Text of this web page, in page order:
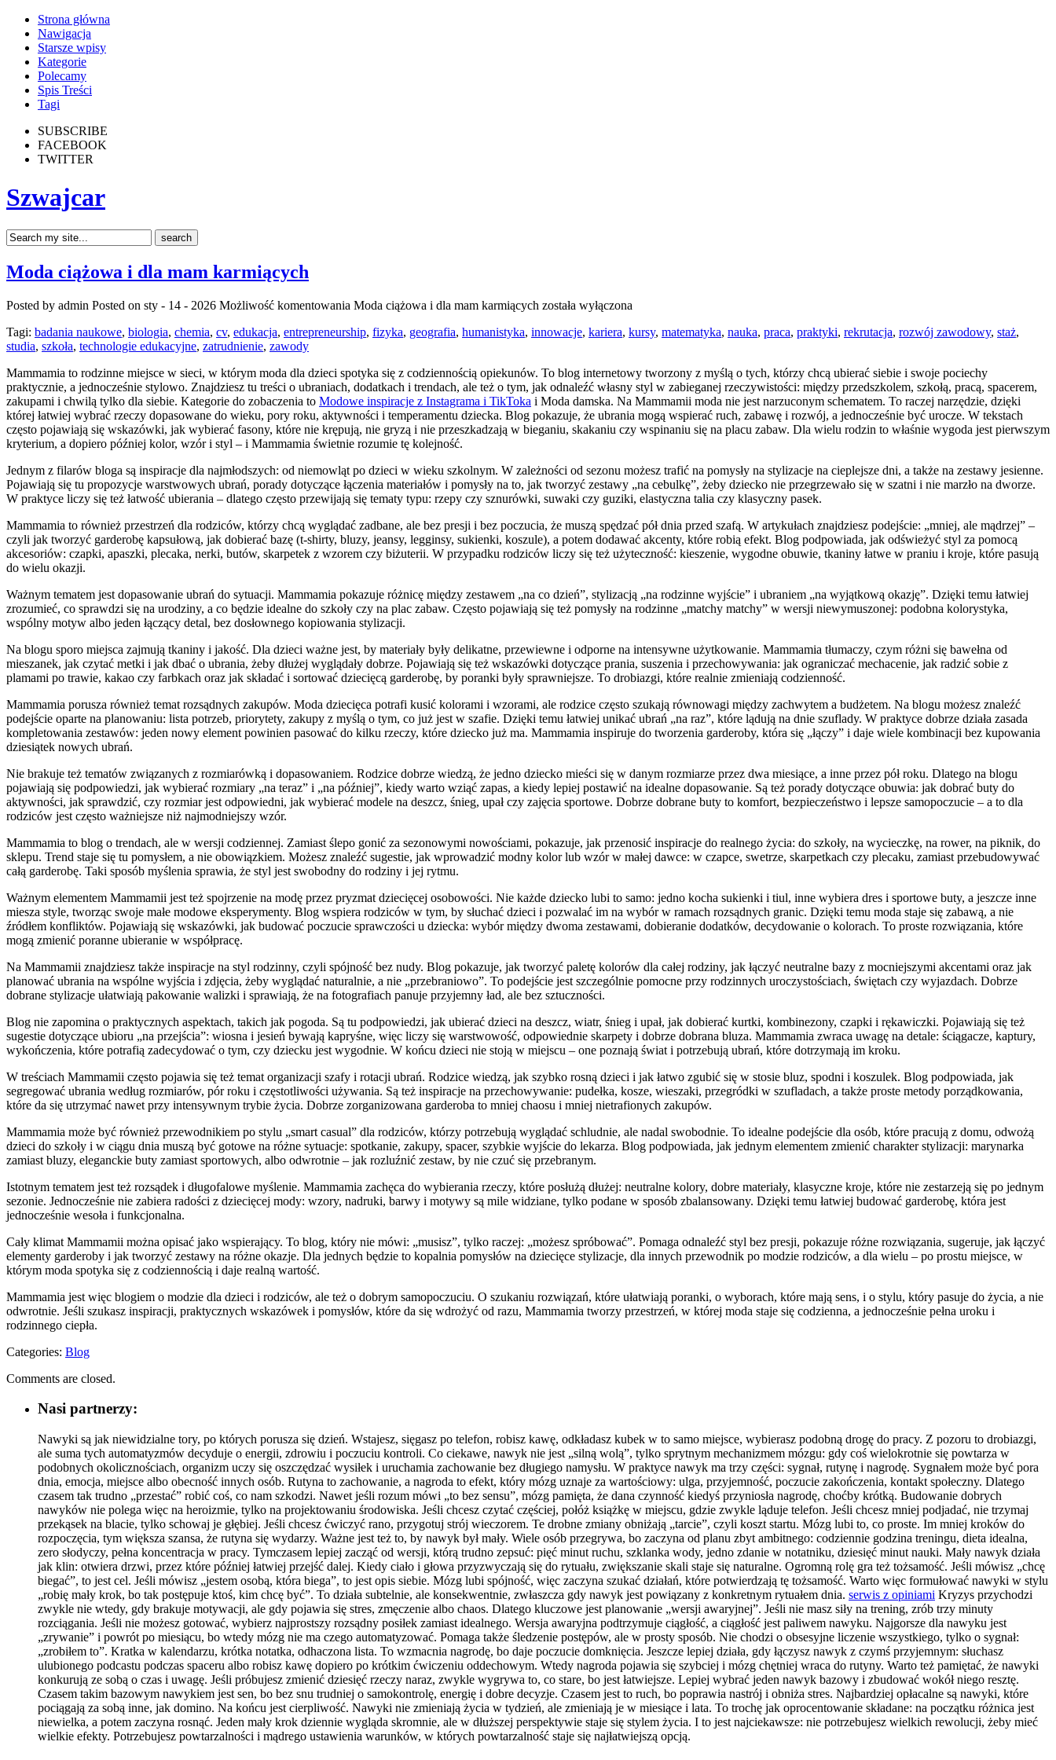
Strona główna
Nawigacja
Starsze wpisy
Kategorie
Polecamy
Spis Treści
Tagi
SUBSCRIBE
FACEBOOK
TWITTER
Szwajcar
Moda ciążowa i dla mam karmiących
Posted by admin Posted on sty - 14 - 2026 Możliwość komentowania Moda ciążowa i dla mam karmiących została wyłączona
Tagi: badania naukowe, biologia, chemia, cv, edukacja, entrepreneurship, fizyka, geografia, humanistyka, innowacje, kariera, kursy, matematyka, nauka, praca, praktyki, rekrutacja, rozwój zawodowy, staż,
studia, szkoła, technologie edukacyjne, zatrudnienie, zawody
Mammamia to rodzinne miejsce w sieci, w którym moda dla dzieci spotyka się z codziennością opiekunów. To blog internetowy tworzony z myślą o tych, którzy chcą ubierać siebie i swoje pociechy
praktycznie, a jednocześnie stylowo. Znajdziesz tu treści o ubraniach, dodatkach i trendach, ale też o tym, jak odnaleźć własny styl w zabieganej rzeczywistości: między przedszkolem, szkołą, pracą, spacerem,
zakupami i chwilą tylko dla siebie. Kategorie do zobaczenia to Modowe inspiracje z Instagrama i TikToka i Moda damska. Na Mammamii moda nie jest narzuconym schematem. To raczej narzędzie, dzięki
której łatwiej wybrać rzeczy dopasowane do wieku, pory roku, aktywności i temperamentu dziecka. Blog pokazuje, że ubrania mogą wspierać ruch, zabawę i rozwój, a jednocześnie być urocze. W tekstach
często pojawiają się wskazówki, jak wybierać fasony, które nie krępują, nie gryzą i nie przeszkadzają w bieganiu, skakaniu czy wspinaniu się na placu zabaw. Dla wielu rodzin to właśnie wygoda jest pierwszym
kryterium, a dopiero później kolor, wzór i styl – i Mammamia świetnie rozumie tę kolejność.
Jednym z filarów bloga są inspiracje dla najmłodszych: od niemowląt po dzieci w wieku szkolnym. W zależności od sezonu możesz trafić na pomysły na stylizacje na cieplejsze dni, a także na zestawy jesienne.
Pojawiają się tu propozycje warstwowych ubrań, porady dotyczące łączenia materiałów i pomysły na to, jak tworzyć zestawy „na cebulkę”, żeby dziecko nie przegrzewało się w szatni i nie marzło na dworze.
W praktyce liczy się też łatwość ubierania – dlatego często przewijają się tematy typu: rzepy czy sznurówki, suwaki czy guziki, elastyczna talia czy klasyczny pasek.
Mammamia to również przestrzeń dla rodziców, którzy chcą wyglądać zadbane, ale bez presji i bez poczucia, że muszą spędzać pół dnia przed szafą. W artykułach znajdziesz podejście: „mniej, ale mądrzej” –
czyli jak tworzyć garderobę kapsułową, jak dobierać bazę (t-shirty, bluzy, jeansy, legginsy, sukienki, koszule), a potem dodawać akcenty, które robią efekt. Blog podpowiada, jak odświeżyć styl za pomocą
akcesoriów: czapki, apaszki, plecaka, nerki, butów, skarpetek z wzorem czy biżuterii. W przypadku rodziców liczy się też użyteczność: kieszenie, wygodne obuwie, tkaniny łatwe w praniu i kroje, które pasują
do wielu okazji.
Ważnym tematem jest dopasowanie ubrań do sytuacji. Mammamia pokazuje różnicę między zestawem „na co dzień”, stylizacją „na rodzinne wyjście” i ubraniem „na wyjątkową okazję”. Dzięki temu łatwiej
zrozumieć, co sprawdzi się na urodziny, a co będzie idealne do szkoły czy na plac zabaw. Często pojawiają się też pomysły na rodzinne „matchy matchy” w wersji niewymuszonej: podobna kolorystyka,
wspólny motyw albo jeden łączący detal, bez dosłownego kopiowania stylizacji.
Na blogu sporo miejsca zajmują tkaniny i jakość. Dla dzieci ważne jest, by materiały były delikatne, przewiewne i odporne na intensywne użytkowanie. Mammamia tłumaczy, czym różni się bawełna od
mieszanek, jak czytać metki i jak dbać o ubrania, żeby dłużej wyglądały dobrze. Pojawiają się też wskazówki dotyczące prania, suszenia i przechowywania: jak ograniczać mechacenie, jak radzić sobie z
plamami po trawie, kakao czy farbkach oraz jak składać i sortować dziecięcą garderobę, by poranki były sprawniejsze. To drobiazgi, które realnie zmieniają codzienność.
Mammamia porusza również temat rozsądnych zakupów. Moda dziecięca potrafi kusić kolorami i wzorami, ale rodzice często szukają równowagi między zachwytem a budżetem. Na blogu możesz znaleźć
podejście oparte na planowaniu: lista potrzeb, priorytety, zakupy z myślą o tym, co już jest w szafie. Dzięki temu łatwiej unikać ubrań „na raz”, które lądują na dnie szuflady. W praktyce dobrze działa zasada
kompletowania zestawów: jeden nowy element powinien pasować do kilku rzeczy, które dziecko już ma. Mammamia inspiruje do tworzenia garderoby, która się „łączy” i daje wiele kombinacji bez kupowania
dziesiątek nowych ubrań.
Nie brakuje też tematów związanych z rozmiarówką i dopasowaniem. Rodzice dobrze wiedzą, że jedno dziecko mieści się w danym rozmiarze przez dwa miesiące, a inne przez pół roku. Dlatego na blogu
pojawiają się podpowiedzi, jak wybierać rozmiary „na teraz” i „na później”, kiedy warto wziąć zapas, a kiedy lepiej postawić na idealne dopasowanie. Są też porady dotyczące obuwia: jak dobrać buty do
aktywności, jak sprawdzić, czy rozmiar jest odpowiedni, jak wybierać modele na deszcz, śnieg, upał czy zajęcia sportowe. Dobrze dobrane buty to komfort, bezpieczeństwo i lepsze samopoczucie – a to dla
rodziców jest często ważniejsze niż najmodniejszy wzór.
Mammamia to blog o trendach, ale w wersji codziennej. Zamiast ślepo gonić za sezonowymi nowościami, pokazuje, jak przenosić inspiracje do realnego życia: do szkoły, na wycieczkę, na rower, na piknik, do
sklepu. Trend staje się tu pomysłem, a nie obowiązkiem. Możesz znaleźć sugestie, jak wprowadzić modny kolor lub wzór w małej dawce: w czapce, swetrze, skarpetkach czy plecaku, zamiast przebudowywać
całą garderobę. Taki sposób myślenia sprawia, że styl jest swobodny do rodziny i jej rytmu.
Ważnym elementem Mammamii jest też spojrzenie na modę przez pryzmat dziecięcej osobowości. Nie każde dziecko lubi to samo: jedno kocha sukienki i tiul, inne wybiera dres i sportowe buty, a jeszcze inne
miesza style, tworząc swoje małe modowe eksperymenty. Blog wspiera rodziców w tym, by słuchać dzieci i pozwalać im na wybór w ramach rozsądnych granic. Dzięki temu moda staje się zabawą, a nie
źródłem konfliktów. Pojawiają się wskazówki, jak budować poczucie sprawczości u dziecka: wybór między dwoma zestawami, dobieranie dodatków, decydowanie o kolorach. To proste rozwiązania, które
mogą zmienić poranne ubieranie w współpracę.
Na Mammamii znajdziesz także inspiracje na styl rodzinny, czyli spójność bez nudy. Blog pokazuje, jak tworzyć paletę kolorów dla całej rodziny, jak łączyć neutralne bazy z mocniejszymi akcentami oraz jak
planować ubrania na wspólne wyjścia i zdjęcia, żeby wyglądać naturalnie, a nie „przebraniowo”. To podejście jest szczególnie pomocne przy rodzinnych uroczystościach, świętach czy wyjazdach. Dobrze
dobrane stylizacje ułatwiają pakowanie walizki i sprawiają, że na fotografiach panuje przyjemny ład, ale bez sztuczności.
Blog nie zapomina o praktycznych aspektach, takich jak pogoda. Są tu podpowiedzi, jak ubierać dzieci na deszcz, wiatr, śnieg i upał, jak dobierać kurtki, kombinezony, czapki i rękawiczki. Pojawiają się też
sugestie dotyczące ubioru „na przejścia”: wiosna i jesień bywają kapryśne, więc liczy się warstwowość, odpowiednie skarpety i dobrze dobrana bluza. Mammamia zwraca uwagę na detale: ściągacze, kaptury,
wykończenia, które potrafią zadecydować o tym, czy dziecku jest wygodnie. W końcu dzieci nie stoją w miejscu – one poznają świat i potrzebują ubrań, które dotrzymają im kroku.
W treściach Mammamii często pojawia się też temat organizacji szafy i rotacji ubrań. Rodzice wiedzą, jak szybko rosną dzieci i jak łatwo zgubić się w stosie bluz, spodni i koszulek. Blog podpowiada, jak
segregować ubrania według rozmiarów, pór roku i częstotliwości używania. Są też inspiracje na przechowywanie: pudełka, kosze, wieszaki, przegródki w szufladach, a także proste metody porządkowania,
które da się utrzymać nawet przy intensywnym trybie życia. Dobrze zorganizowana garderoba to mniej chaosu i mniej nietrafionych zakupów.
Mammamia może być również przewodnikiem po stylu „smart casual” dla rodziców, którzy potrzebują wyglądać schludnie, ale nadal swobodnie. To idealne podejście dla osób, które pracują z domu, odwożą
dzieci do szkoły i w ciągu dnia muszą być gotowe na różne sytuacje: spotkanie, zakupy, spacer, szybkie wyjście do lekarza. Blog podpowiada, jak jednym elementem zmienić charakter stylizacji: marynarka
zamiast bluzy, eleganckie buty zamiast sportowych, albo odwrotnie – jak rozluźnić zestaw, by nie czuć się przebranym.
Istotnym tematem jest też rozsądek i długofalowe myślenie. Mammamia zachęca do wybierania rzeczy, które posłużą dłużej: neutralne kolory, dobre materiały, klasyczne kroje, które nie zestarzeją się po jednym
sezonie. Jednocześnie nie zabiera radości z dziecięcej mody: wzory, nadruki, barwy i motywy są mile widziane, tylko podane w sposób zbalansowany. Dzięki temu łatwiej budować garderobę, która jest
jednocześnie wesoła i funkcjonalna.
Cały klimat Mammamii można opisać jako wspierający. To blog, który nie mówi: „musisz”, tylko raczej: „możesz spróbować”. Pomaga odnaleźć styl bez presji, pokazuje różne rozwiązania, sugeruje, jak łączyć
elementy garderoby i jak tworzyć zestawy na różne okazje. Dla jednych będzie to kopalnia pomysłów na dziecięce stylizacje, dla innych przewodnik po modzie rodziców, a dla wielu – po prostu miejsce, w
którym moda spotyka się z codziennością i daje realną wartość.
Mammamia jest więc blogiem o modzie dla dzieci i rodziców, ale też o dobrym samopoczuciu. O szukaniu rozwiązań, które ułatwiają poranki, o wyborach, które mają sens, i o stylu, który pasuje do życia, a nie
odwrotnie. Jeśli szukasz inspiracji, praktycznych wskazówek i pomysłów, które da się wdrożyć od razu, Mammamia tworzy przestrzeń, w której moda staje się codzienna, a jednocześnie pełna uroku i
rodzinnego ciepła.
Categories: Blog
Comments are closed.
Nasi partnerzy:
Nawyki są jak niewidzialne tory, po których porusza się dzień. Wstajesz, sięgasz po telefon, robisz kawę, odkładasz kubek w to samo miejsce, wybierasz podobną drogę do pracy. Z pozoru to drobiazgi,
ale suma tych automatyzmów decyduje o energii, zdrowiu i poczuciu kontroli. Co ciekawe, nawyk nie jest „silną wolą”, tylko sprytnym mechanizmem mózgu: gdy coś wielokrotnie się powtarza w
podobnych okolicznościach, organizm uczy się oszczędzać wysiłek i uruchamia zachowanie bez długiego namysłu. W praktyce nawyk ma trzy części: sygnał, rutynę i nagrodę. Sygnałem może być pora
dnia, emocja, miejsce albo obecność innych osób. Rutyna to zachowanie, a nagroda to efekt, który mózg uznaje za wartościowy: ulga, przyjemność, poczucie zakończenia, kontakt społeczny. Dlatego
czasem tak trudno „przestać” robić coś, co nam szkodzi. Nawet jeśli rozum mówi „to bez sensu”, mózg pamięta, że dana czynność kiedyś przyniosła nagrodę, choćby krótką. Budowanie dobrych
nawyków nie polega więc na heroizmie, tylko na projektowaniu środowiska. Jeśli chcesz czytać częściej, połóż książkę w miejscu, gdzie zwykle ląduje telefon. Jeśli chcesz mniej podjadać, nie trzymaj
przekąsek na blacie, tylko schowaj je głębiej. Jeśli chcesz ćwiczyć rano, przygotuj strój wieczorem. Te drobne zmiany obniżają „tarcie”, czyli koszt startu. Mózg lubi to, co proste. Im mniej kroków do
rozpoczęcia, tym większa szansa, że rutyna się wydarzy. Ważne jest też to, by nawyk był mały. Wiele osób przegrywa, bo zaczyna od planu zbyt ambitnego: codziennie godzina treningu, dieta idealna,
zero słodyczy, pełna koncentracja w pracy. Tymczasem lepiej zacząć od wersji, którą trudno zepsuć: pięć minut ruchu, szklanka wody, jedno zdanie w notatniku, dziesięć minut nauki. Mały nawyk działa
jak klin: otwiera drzwi, przez które później łatwiej przejść dalej. Kiedy ciało i głowa przyzwyczają się do rytuału, zwiększanie skali staje się naturalne. Ogromną rolę gra też tożsamość. Jeśli mówisz „chcę
biegać”, to jest cel. Jeśli mówisz „jestem osobą, która biega”, to jest opis siebie. Mózg lubi spójność, więc zaczyna szukać działań, które potwierdzają tę tożsamość. Warto więc formułować nawyki w stylu
„robię mały krok, bo tak postępuje ktoś, kim chcę być”. To działa subtelnie, ale konsekwentnie, zwłaszcza gdy nawyk jest powiązany z konkretnym rytuałem dnia. serwis z opiniami Kryzys przychodzi
zwykle nie wtedy, gdy brakuje motywacji, ale gdy pojawia się stres, zmęczenie albo chaos. Dlatego kluczowe jest planowanie „wersji awaryjnej”. Jeśli nie masz siły na trening, zrób trzy minuty
rozciągania. Jeśli nie możesz gotować, wybierz najprostszy rozsądny posiłek zamiast idealnego. Wersja awaryjna podtrzymuje ciągłość, a ciągłość jest paliwem nawyku. Najgorsze dla nawyku jest
„zrywanie” i powrót po miesiącu, bo wtedy mózg nie ma czego automatyzować. Pomaga także śledzenie postępów, ale w prosty sposób. Nie chodzi o obsesyjne liczenie wszystkiego, tylko o sygnał:
„zrobiłem to”. Kratka w kalendarzu, krótka notatka, odhaczona lista. To wzmacnia nagrodę, bo daje poczucie domknięcia. Jeszcze lepiej działa, gdy łączysz nawyk z czymś przyjemnym: słuchasz
ulubionego podcastu podczas spaceru albo robisz kawę dopiero po krótkim ćwiczeniu oddechowym. Wtedy nagroda pojawia się szybciej i mózg chętniej wraca do rutyny. Warto też pamiętać, że nawyki
konkurują ze sobą o czas i uwagę. Jeśli próbujesz zmienić dziesięć rzeczy naraz, zwykle wygrywa to, co stare, bo jest łatwiejsze. Lepiej wybrać jeden nawyk bazowy i zbudować wokół niego resztę.
Czasem takim bazowym nawykiem jest sen, bo bez snu trudniej o samokontrolę, energię i dobre decyzje. Czasem jest to ruch, bo poprawia nastrój i obniża stres. Najbardziej opłacalne są nawyki, które
pociągają za sobą inne, jak domino. Na końcu jest cierpliwość. Nawyki nie zmieniają życia w tydzień, ale zmieniają je w miesiące i lata. To trochę jak oprocentowanie składane: na początku różnica jest
niewielka, a potem zaczyna rosnąć. Jeden mały krok dziennie wygląda skromnie, ale w dłuższej perspektywie staje się stylem życia. I to jest najciekawsze: nie potrzebujesz wielkich rewolucji, żeby mieć
wielkie efekty. Potrzebujesz powtarzalności i mądrego ustawienia warunków, w których powtarzalność staje się najłatwiejszą opcją.